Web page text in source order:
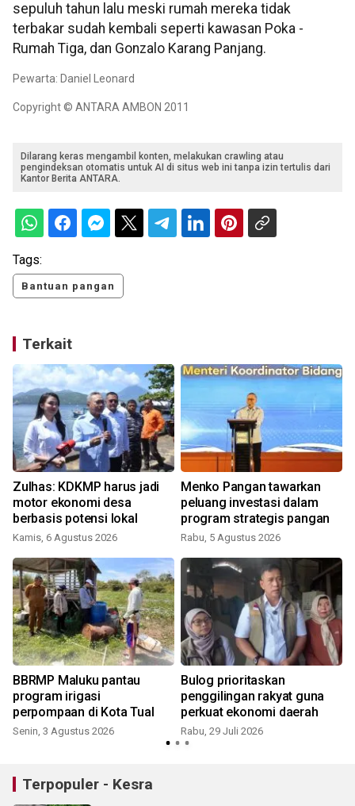
sepuluh tahun lalu meski rumah mereka tidak
terbakar sudah kembali seperti kawasan Poka -
Rumah Tiga, dan Gonzalo Karang Panjang.
Pewarta: Daniel Leonard
Copyright © ANTARA AMBON 2011
Dilarang keras mengambil konten, melakukan crawling atau
pengindeksan otomatis untuk AI di situs web ini tanpa izin tertulis dari
Kantor Berita ANTARA.
Tags:
Bantuan pangan
Terkait
Zulhas: KDKMP harus jadi
motor ekonomi desa
berbasis potensi lokal
Kamis, 6 Agustus 2026
Menko Pangan tawarkan
peluang investasi dalam
program strategis pangan
Rabu, 5 Agustus 2026
BBRMP Maluku pantau
program irigasi
perpompaan di Kota Tual
Senin, 3 Agustus 2026
Bulog prioritaskan
penggilingan rakyat guna
perkuat ekonomi daerah
Rabu, 29 Juli 2026
Terpopuler - Kesra